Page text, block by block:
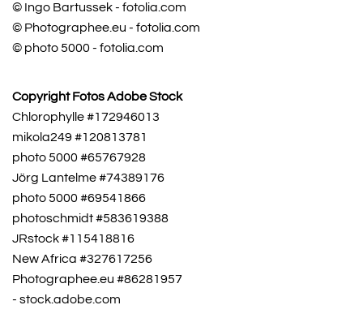
© Ingo Bartussek - fotolia.com
© Photographee.eu - fotolia.com
© photo 5000 - fotolia.com
Copyright Fotos Adobe Stock
Chlorophylle #172946013
mikola249 #120813781
photo 5000 #65767928
Jörg Lantelme #74389176
photo 5000 #69541866
photoschmidt #583619388
JRstock #115418816
New Africa #327617256
Photographee.eu #86281957
- stock.adobe.com